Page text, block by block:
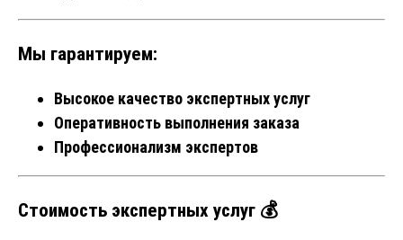
Мы гарантируем:
Высокое качество экспертных услуг
Оперативность выполнения заказа
Профессионализм экспертов
Стоимость экспертных услуг 💰